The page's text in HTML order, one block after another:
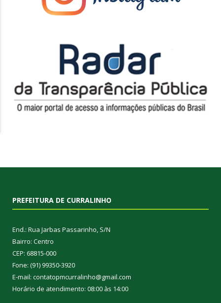
PREFEITURA DE CURRALINHO
End.: Rua Jarbas Passarinho, S/N
Bairro: Centro
CEP: 68815-000
Fone: (91) 99350-3920
E-mail: contatopmcurralinho@gmail.com
Horário de atendimento: 08:00 às 14:00